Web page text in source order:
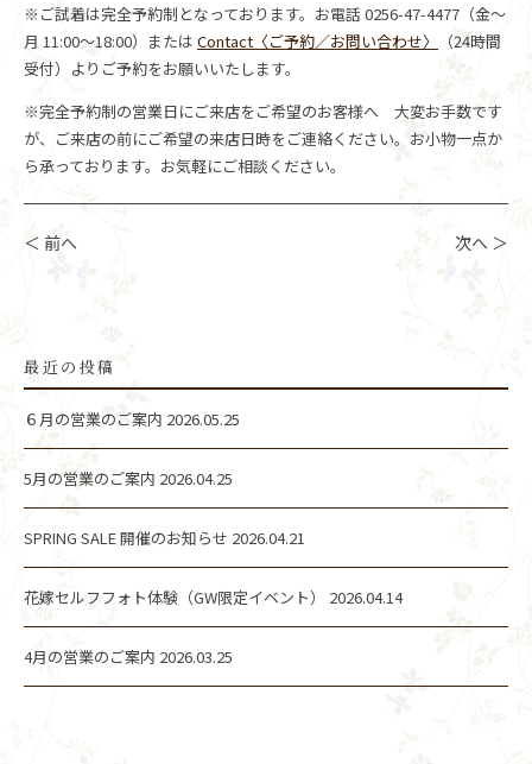
※ご試着は完全予約制となっております。お電話 0256-47-4477（金～
月 11:00～18:00）または Contact〈ご予約／お問い合わせ〉
（24時間
受付）よりご予約をお願いいたします。
※完全予約制の営業日にご来店をご希望のお客様へ 大変お手数です
が、ご来店の前にご希望の来店日時をご連絡ください。お小物一点か
ら承っております。お気軽にご相談ください。
＜ 前へ 次へ ＞
最近の投稿
６月の営業のご案内 2026.05.25
5月の営業のご案内 2026.04.25
SPRING SALE 開催のお知らせ 2026.04.21
花嫁セルフフォト体験（GW限定イベント） 2026.04.14
4月の営業のご案内 2026.03.25